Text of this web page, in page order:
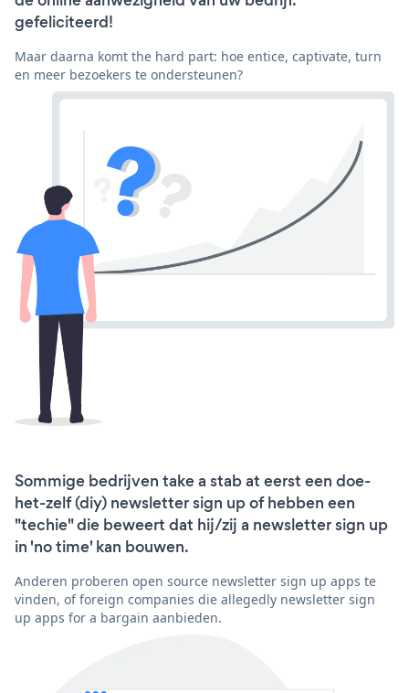
gefeliciteerd!
Maar daarna komt the hard part: hoe entice, captivate, turn
en meer bezoekers te ondersteunen?
Sommige bedrijven take a stab at eerst een doe-
het-zelf (diy) newsletter sign up of hebben een
"techie" die beweert dat hij/zij a newsletter sign up
in 'no time' kan bouwen.
Anderen proberen open source newsletter sign up apps te
vinden, of foreign companies die allegedly newsletter sign
up apps for a bargain aanbieden.